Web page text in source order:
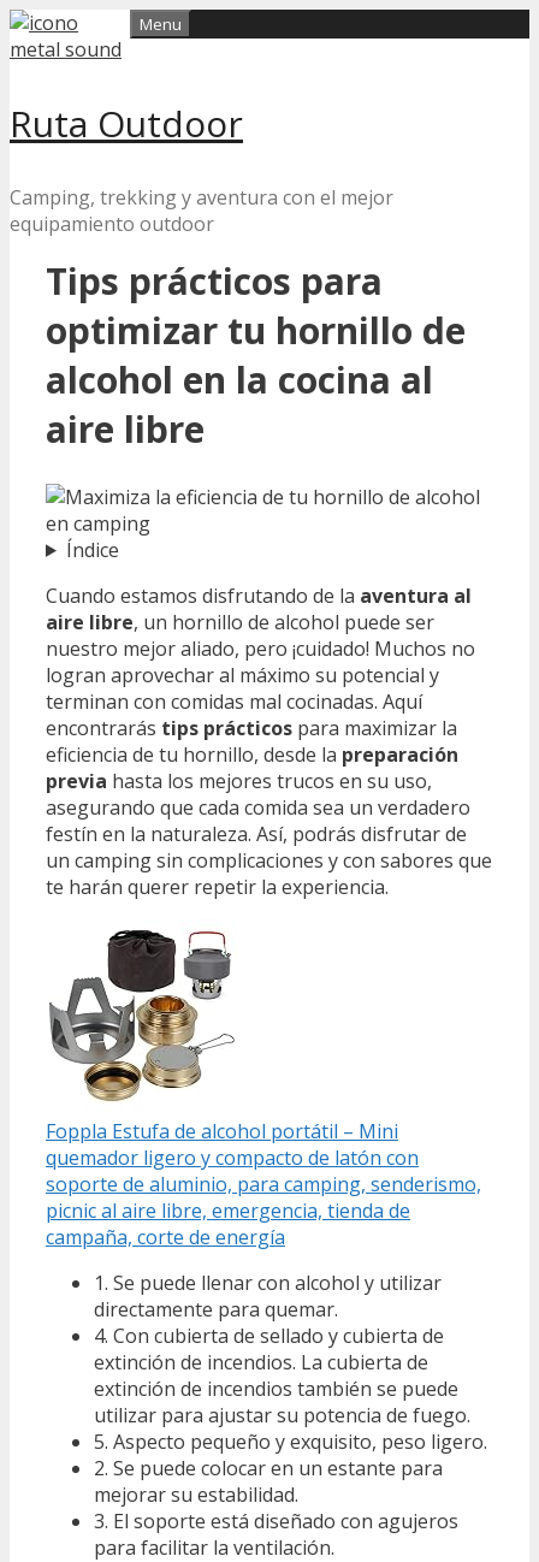
Skip
to
Ruta Outdoor
Camping, trekking y aventura con el mejor
equipamiento outdoor
Menu
Tips prácticos para
optimizar tu hornillo de
alcohol en la cocina al
aire libre
Índice
Cuando estamos disfrutando de la aventura al
aire libre, un hornillo de alcohol puede ser
nuestro mejor aliado, pero ¡cuidado! Muchos no
logran aprovechar al máximo su potencial y
terminan con comidas mal cocinadas. Aquí
encontrarás tips prácticos para maximizar la
eficiencia de tu hornillo, desde la preparación
previa hasta los mejores trucos en su uso,
asegurando que cada comida sea un verdadero
festín en la naturaleza. Así, podrás disfrutar de
un camping sin complicaciones y con sabores que
te harán querer repetir la experiencia.
Foppla Estufa de alcohol portátil – Mini
quemador ligero y compacto de latón con
soporte de aluminio, para camping, senderismo,
picnic al aire libre, emergencia, tienda de
campaña, corte de energía
1. Se puede llenar con alcohol y utilizar
directamente para quemar.
4. Con cubierta de sellado y cubierta de
extinción de incendios. La cubierta de
extinción de incendios también se puede
utilizar para ajustar su potencia de fuego.
5. Aspecto pequeño y exquisito, peso ligero.
2. Se puede colocar en un estante para
mejorar su estabilidad.
3. El soporte está diseñado con agujeros
para facilitar la ventilación.